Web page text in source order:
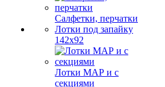
Салфетки, перчатки
Лотки под запайку
142х92
Лотки МАР и с
секциями